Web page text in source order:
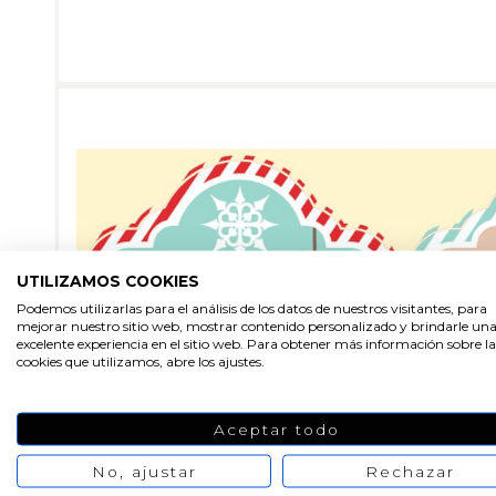
UTILIZAMOS COOKIES
Podemos utilizarlas para el análisis de los datos de nuestros visitantes, para
mejorar nuestro sitio web, mostrar contenido personalizado y brindarle una
excelente experiencia en el sitio web. Para obtener más información sobre
cookies que utilizamos, abre los ajustes.
Aceptar todo
No, ajustar Rechazar